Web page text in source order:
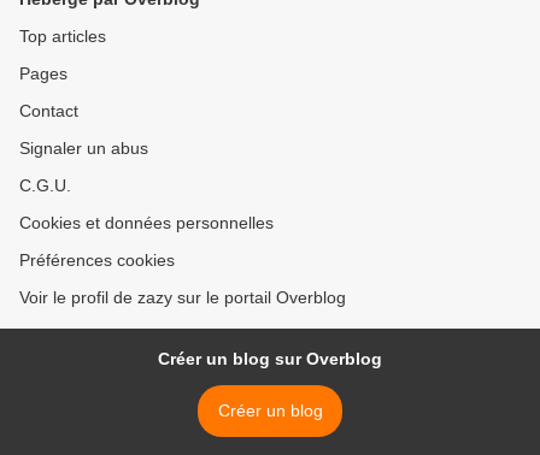
Top articles
Pages
Contact
Signaler un abus
C.G.U.
Cookies et données personnelles
Préférences cookies
Voir le profil de zazy sur le portail Overblog
Créer un blog sur Overblog
Créer un blog